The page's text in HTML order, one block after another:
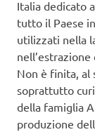
Italia dedicato
tutto il Paese
utilizzati nella
nell’estrazione
Non è finita, al
soprattutto
della famiglia
produzione